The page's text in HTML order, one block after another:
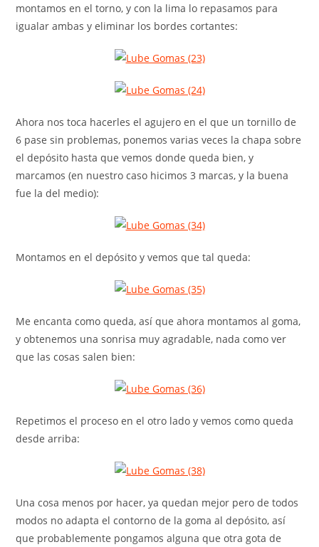
montamos en el torno, y con la lima lo repasamos para
igualar ambas y eliminar los bordes cortantes:
Ahora nos toca hacerles el agujero en el que un tornillo de
6 pase sin problemas, ponemos varias veces la chapa sobre
el depósito hasta que vemos donde queda bien, y
marcamos (en nuestro caso hicimos 3 marcas, y la buena
fue la del medio):
Montamos en el depósito y vemos que tal queda:
Me encanta como queda, así que ahora montamos al goma,
y obtenemos una sonrisa muy agradable, nada como ver
que las cosas salen bien:
Repetimos el proceso en el otro lado y vemos como queda
desde arriba:
Una cosa menos por hacer, ya quedan mejor pero de todos
modos no adapta el contorno de la goma al depósito, así
que probablemente pongamos alguna que otra gota de